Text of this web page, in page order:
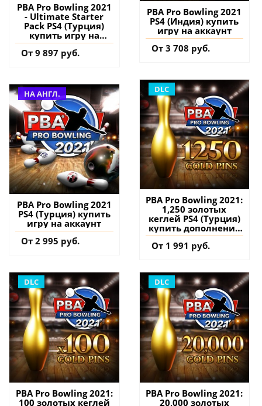
PBA Pro Bowling 2021
- Ultimate Starter
Pack PS4 (Турция)
купить игру на
аккаунт
От 9 897 руб.
PBA Pro Bowling 2021
PS4 (Индия) купить
игру на аккаунт
От 3 708 руб.
НА АНГЛ.
PBA Pro Bowling 2021
PS4 (Турция) купить
игру на аккаунт
От 2 995 руб.
DLC
PBA Pro Bowling 2021:
1,250 золотых
кеглей PS4 (Турция)
купить дополнение
на аккаунт
От 1 991 руб.
DLC
PBA Pro Bowling 2021:
100 золотых кеглей
DLC
PBA Pro Bowling 2021:
20,000 золотых